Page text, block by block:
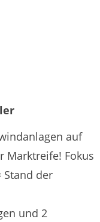
auf
Marktreife! Fokus
Stand der
und 2